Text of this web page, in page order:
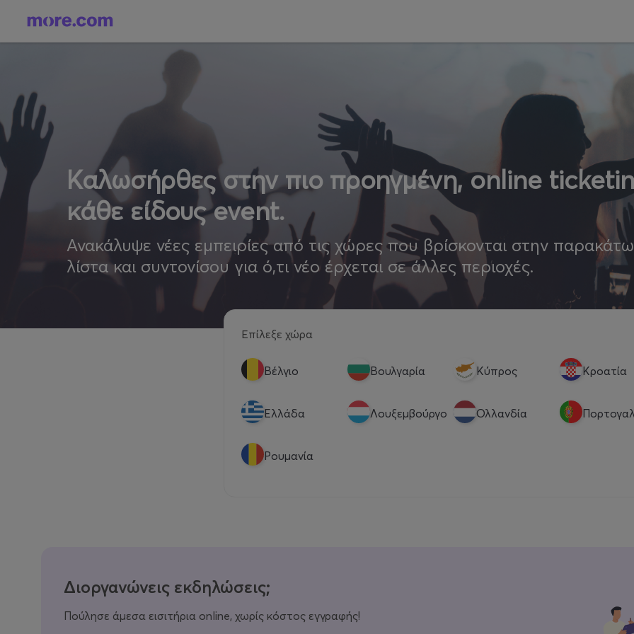
Καλωσήρθες στην πιο προηγμένη, online
κάθε είδους event.
Ανακάλυψε νέες εμπειρίες από τις χώρες που βρίσκονται στην παρακάτω
λίστα και συντονίσου για ό,τι νέο έρχεται σε άλλες περιοχές.
Επίλεξε χώρα
Βέλγιο Βουλγαρία Κύπρος Κροατία
Eλλάδα Λουξεμβούργο Ολλανδία
Ρουμανία
Διοργανώνεις εκδηλώσεις;
Πούλησε άμεσα εισιτήρια online, χωρίς κόστος εγγραφής!